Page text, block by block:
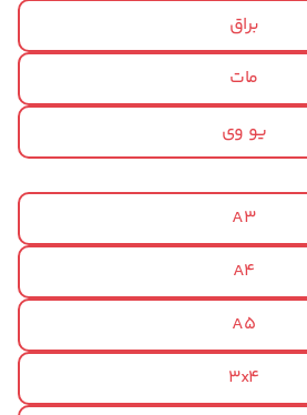
براق
مات
یو وی
A3
A4
A5
3x4